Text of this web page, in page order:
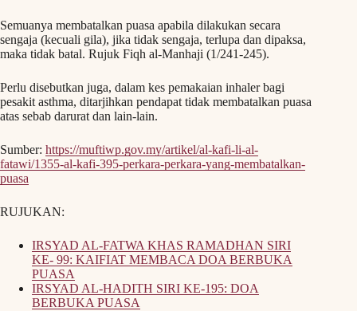
Semuanya membatalkan puasa apabila dilakukan secara
sengaja (kecuali gila), jika tidak sengaja, terlupa dan dipaksa,
maka tidak batal. Rujuk Fiqh al-Manhaji (1/241-245).
Perlu disebutkan juga, dalam kes pemakaian inhaler bagi
pesakit asthma, ditarjihkan pendapat tidak membatalkan puasa
atas sebab darurat dan lain-lain.
Sumber: https://muftiwp.gov.my/artikel/al-kafi-li-al-
fatawi/1355-al-kafi-395-perkara-perkara-yang-membatalkan-
puasa
RUJUKAN:
IRSYAD AL-FATWA KHAS RAMADHAN SIRI
KE- 99: KAIFIAT MEMBACA DOA BERBUKA
PUASA
IRSYAD AL-HADITH SIRI KE-195: DOA
BERBUKA PUASA